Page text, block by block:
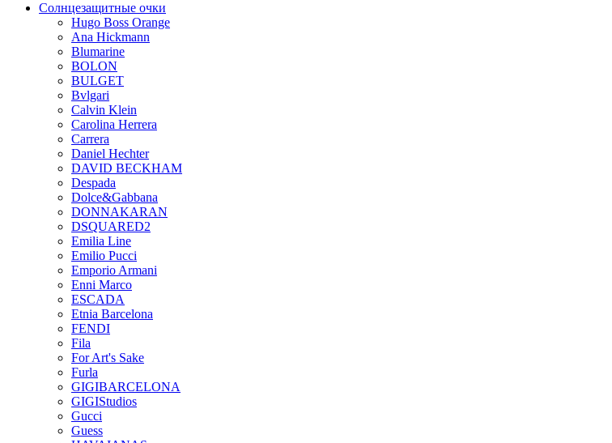
Солнцезащитные очки
Hugo Boss Orange
Ana Hickmann
Blumarine
BOLON
BULGET
Bvlgari
Calvin Klein
Carolina Herrera
Carrera
Daniel Hechter
DAVID BECKHAM
Despada
Dolce&Gabbana
DONNAKARAN
DSQUARED2
Emilia Line
Emilio Pucci
Emporio Armani
Enni Marco
ESCADA
Etnia Barcelona
FENDI
Fila
For Art's Sake
Furla
GIGIBARCELONA
GIGIStudios
Gucci
Guess